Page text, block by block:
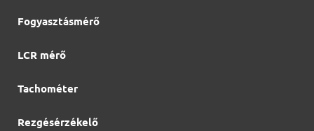
Fogyasztásmérő
LCR mérő
Tachométer
Rezgésérzékelő